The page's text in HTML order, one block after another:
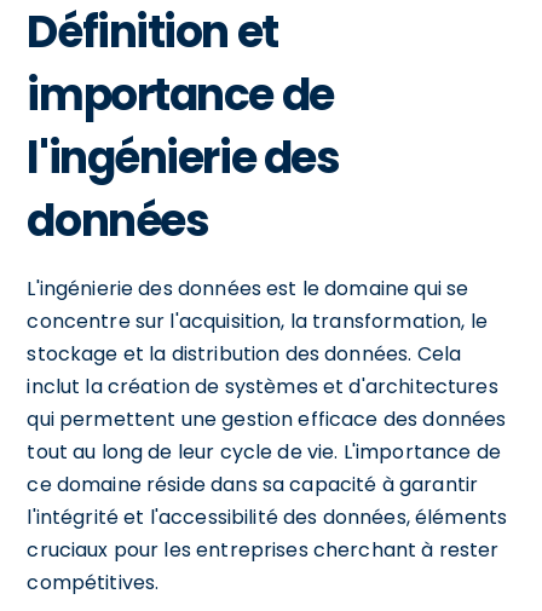
Définition et
importance de
l'ingénierie des
données
L'ingénierie des données est le domaine qui se
concentre sur l'acquisition, la transformation, le
stockage et la distribution des données. Cela
inclut la création de systèmes et d'architectures
qui permettent une gestion efficace des données
tout au long de leur cycle de vie. L'importance de
ce domaine réside dans sa capacité à garantir
l'intégrité et l'accessibilité des données, éléments
cruciaux pour les entreprises cherchant à rester
compétitives.